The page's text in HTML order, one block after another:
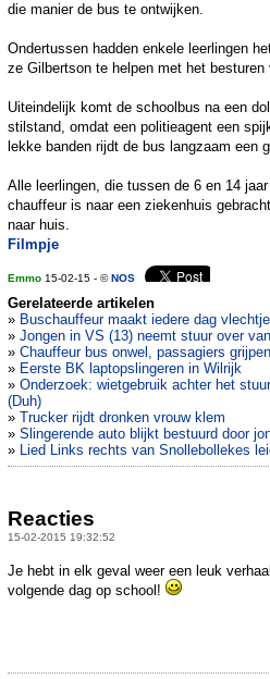
die manier de bus te ontwijken.
Ondertussen hadden enkele leerlingen
ze Gilbertson te helpen met het besturen
Uiteindelijk komt de schoolbus na een
stilstand, omdat een politieagent een
lekke banden rijdt de bus langzaam een
Alle leerlingen, die tussen de 6 en 14
chauffeur is naar een ziekenhuis
naar huis.
Filmpje
Emmo 15-02-15 - ©NOS
Gerelateerde artikelen
» Buschauffeur maakt iedere dag
» Jongen in VS (13) neemt stuur over
» Chauffeur bus onwel, passagiers
» Eerste BK laptopslingeren in Wilrijk
» Onderzoek: wietgebruik achter het
(Duh)
» Trucker rijdt dronken vrouw klem
» Slingerende auto blijkt bestuurd door
» Lied Links rechts van Snollebollekes
Reacties
15-02-2015 19:32:52
Je hebt in elk geval weer een leuk
volgende dag op school!